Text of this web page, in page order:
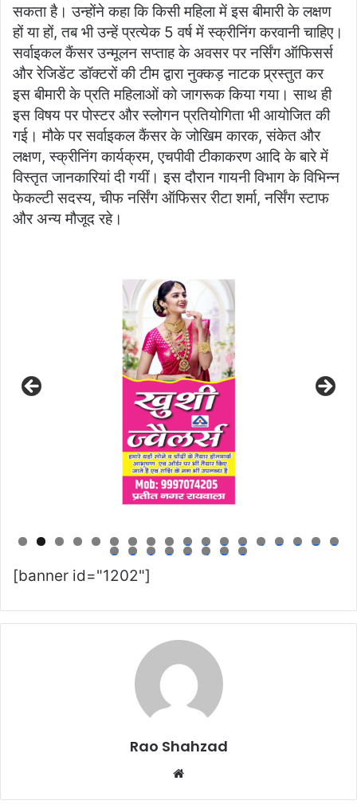
सकता है। उन्होंने कहा कि किसी महिला में इस बीमारी के लक्षण
हों या हों, तब भी उन्हें प्रत्येक 5 वर्ष में स्क्रीनिंग करवानी चाहिए।
सर्वाइकल कैंसर उन्मूलन सप्ताह के अवसर पर नर्सिंग ऑफिसर्स
और रेजिडेंट डॉक्टरों की टीम द्वारा नुक्कड़ नाटक प्र्रस्तुत कर
इस बीमारी के प्रति महिलाओं को जागरूक किया गया। साथ ही
इस विषय पर पोस्टर और स्लोगन प्रतियोगिता भी आयोजित की
गई। मौके पर सर्वाइकल कैंसर के जोखिम कारक, संकेत और
लक्षण, स्क्रीनिंग कार्यक्रम, एचपीवी टीकाकरण आदि के बारे में
विस्तृत जानकारियां दी गयीं। इस दौरान गायनी विभाग के विभिन्न
फेकल्टी सदस्य, चीफ नर्सिंग ऑफिसर रीटा शर्मा, नर्सिंग स्टाफ
और अन्य मौजूद रहे।
0 1 2 3 4 5 6 7 8
9 0 1 2 3 4 5 6
[banner id="1202"]
Rao Shahzad
Website